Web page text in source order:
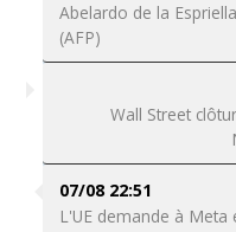
Abelardo de la
(AFP)
Wall Street
07/08 22:51
L'UE demande à